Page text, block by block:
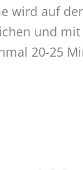
wird auf
und
20-25